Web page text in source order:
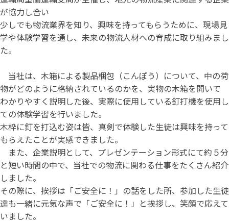
が協力し合い
少しでも物流業界を知り、興味を持ってもらうために、現場見
学や体験学習を通し、未来の物流人材への育成に取り組みまし
た。
当社は、木箱による製品梱包（こんぽう）について、中の荷
物がどのように格納されているのかを、実物の木箱を開いて
わかりやすく説明した後、実際に使用している釘打機を使用し
ての体験学習を行いました。
木枠に釘を打込む姿は皆、真剣で体験した生徒は興味を持って
もらえたことが実感できました。
また、企業説明として、プレゼンテーション形式にて約５分
と短い時間の中で、当社での物流に関わる仕事をたくさん紹介
しました。
その際に、挨拶は「ご安全に！」の話をした所、参加した生徒
達も一緒に元気な声で「ご安全に！」と挨拶し、笑顔で応えて
いました。